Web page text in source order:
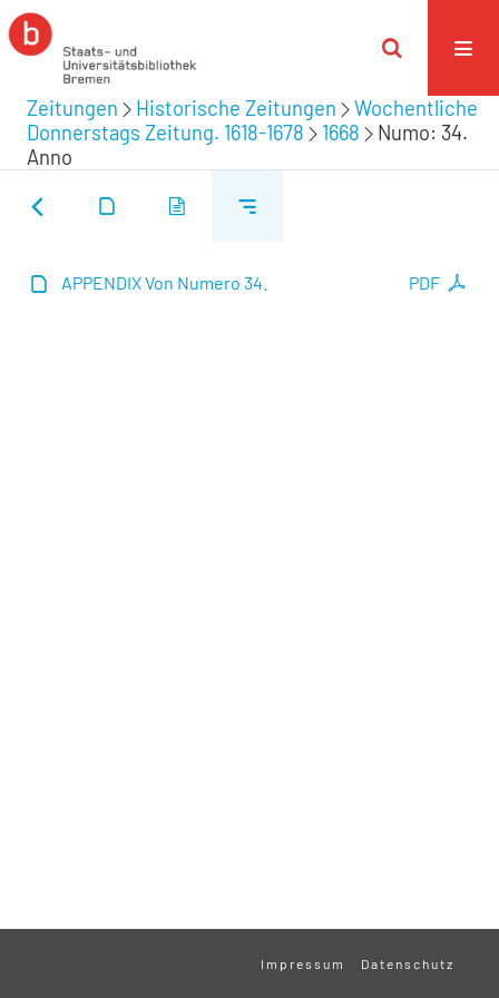
Zeitungen Historische Zeitungen
Wochentliche
Donnerstags Zeitung. 1618-1678
1668
Numo: 34.
Anno
PDF
APPENDIX Von Numero 34.
Impressum Datenschutz